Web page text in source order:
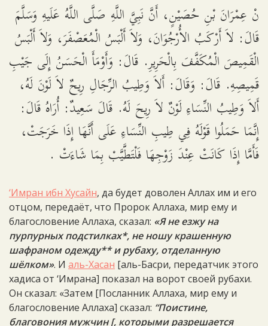
نْ عِمْرَانَ بْنِ حُصَيْنٍ، أَنَّ نَبِيَّ اللَّهِ صَلَّى اللَّهُ عَلَيهِ وَسَلَّمَ
قَالَ: لاَ أَرْكَبُ الأُرْجُوَانَ، وَلاَ أَلْبَسُ الْمُعَصْفَرَ، وَلاَ أَلْبَسُ
الْقَمِيصَ الْمُكَفَّفَ بِالْحَرِيرِ. قَالَ: وَأَوْمَأَ الْحَسَنُ إِلَى جَيْبِ
قَمِيصِهِ. قَالَ: وَقَالَ: أَلاَ وَطِيبُ الرِّجَالِ رِيحٌ لاَ لَوْنَ لَهُ،
أَلاَ وَطِيبُ النِّسَاءِ لَوْنٌ لاَ رِيحَ لَهُ. قَالَ سَعِيدٌ: أُرَاهُ قَالَ:
إِنَّمَا حَمَلُوا قَوْلَهُ فِي طِيبِ النِّسَاءِ عَلَى أَنَّهَا إِذَا خَرَجَتْ،
فَأَمَّا إِذَا كَانَتْ عِنْدَ زَوْجِهَا فَلْتَطَّيَّبْ بِمَا شَاءَتْ .
‘Имран ибн Хусайн, да будет доволен Аллах им и его
отцом, передаёт, что Пророк Аллаха, мир ему и
благословение Аллаха, сказал: «Я не езжу на
пурпурных подстилках*, не ношу крашенную
шафраном одежду** и рубаху, отделанную
шёлком». И аль-Хасан [аль-Басри, передатчик этого
хадиса от ‘Имрана] показал на ворот своей рубахи.
Он сказал: «Затем [Посланник Аллаха, мир ему и
благословение Аллаха] сказал: “Поистине,
благовония мужчин [, которыми разрешается